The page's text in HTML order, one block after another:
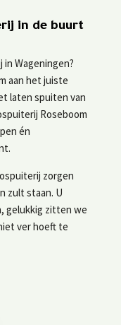
in de buurt
Wageningen?
aan het juiste
laten spuiten van
Roseboom
én
zorgen
zult staan. U
gelukkig zitten we
ver hoeft te